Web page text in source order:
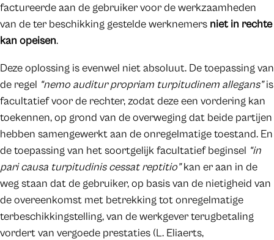
factureerde aan de gebruiker voor de werkzaamheden
van de ter beschikking gestelde werknemers niet in rechte
kan opeisen.
Deze oplossing is evenwel niet absoluut. De toepassing van
de regel “nemo auditur propriam turpitudinem allegans”is
facultatief voor de rechter, zodat deze een vordering kan
toekennen, op grond van de overweging dat beide partijen
hebben samengewerkt aan de onregelmatige toestand. En
de toepassing van het soortgelijk facultatief beginsel “in
pari causa turpitudinis cessat reptitio”kan er aan in de
weg staan dat de gebruiker, op basis van de nietigheid van
de overeenkomst met betrekking tot onregelmatige
terbeschikkingstelling, van de werkgever terugbetaling
vordert van vergoede prestaties (L. Eliaerts,